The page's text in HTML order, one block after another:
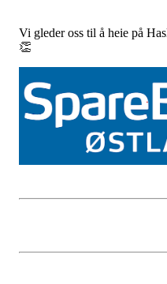
Vi gleder oss til å heie på
👏